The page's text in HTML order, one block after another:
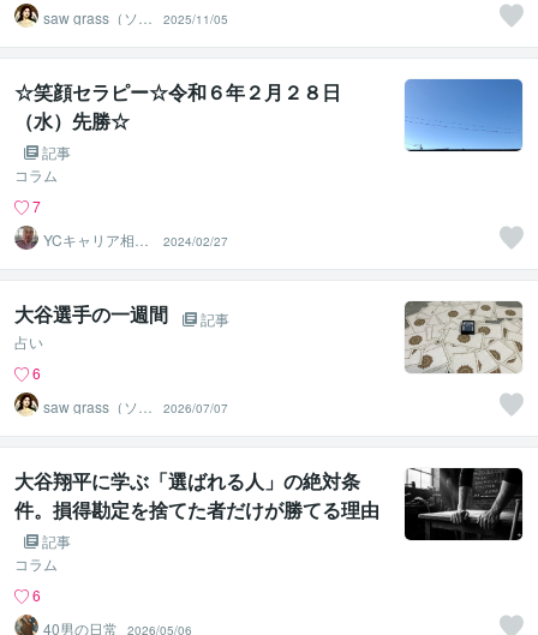
saw grass（ソー
グラス）
2025/11/05
☆笑顔セラピー☆令和６年２月２８日
（水）先勝☆
記事
コラム
7
YCキャリア相談
2024/02/27
大谷選手の一週間
記事
占い
6
saw grass（ソー
グラス）
2026/07/07
大谷翔平に学ぶ「選ばれる人」の絶対条
件。損得勘定を捨てた者だけが勝てる理由
記事
コラム
6
40男の日常
2026/05/06